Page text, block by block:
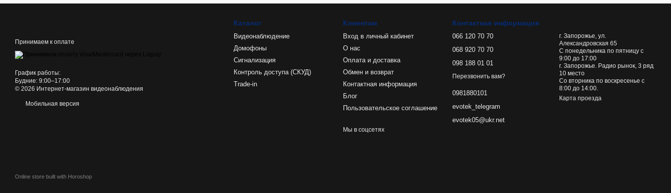
Принимаем к оплате
График работы:
Будние: 9:00–17:00
© 2026 Интернет-магазин видеонаблюдения
Мобильная версия
Online store built with Horoshop
Каталог
Видеонаблюдение
Домофоны
Сигнализация
Контроль доступа (СКУД)
Trade-in
Клиентам
Вход в личный кабинет
О нас
Оплата и доставка
Обмен и возврат
Контактная информация
Блог
Пользовательское соглашение
Мы в соцсетях
Контактная информация
066 120 70 70
068 920 70 70
098 188 01 01
Перезвонить вам?
0981880101
evotek_telegram
evotek05@ukr.net
г. Запорожье, ул.
Александровская 65
С понедельника по пятницу с
9:00 до 17:00
г. Запорожье. Радио рынок, 3 ряд
10 место
Со вторника по воскресенье с
8:00 до 14:00.
Карта проезда